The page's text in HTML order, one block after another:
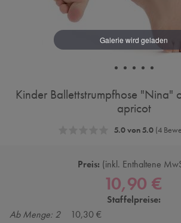
Kinder Ballettstrumpfhose "Nina"
apricot
5.0 von 5.0(4
Preis: inkl. Enthaltene
10,90 €
Staffelpreise:
Ab Menge: 2
10,30 €